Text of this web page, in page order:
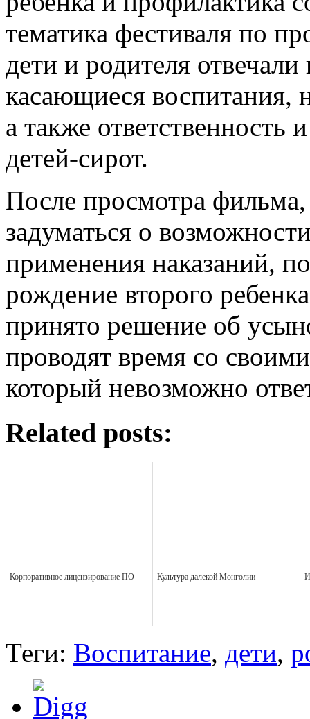
тематика фестиваля по
дети и родителя
касающиеся воспитания,
а также
детей-сирот.
После просмотра фильма,
задуматься о
применения наказаний,
рождение второго
принято решение об
проводят время со
который невозможно
Related posts:
Корпоративное лицензирование ПО Культура далекой Монголии
Теги: Воспитание, дети,